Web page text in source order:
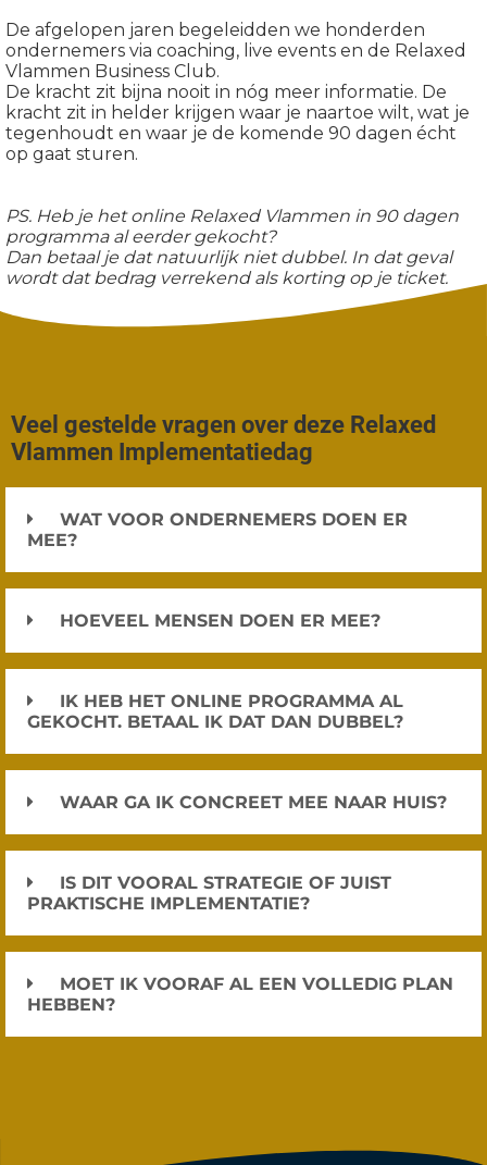
De afgelopen jaren begeleidden we honderden
ondernemers via coaching, live events en de Relaxed
Vlammen Business Club.
De kracht zit bijna nooit in nóg meer informatie. De
kracht zit in helder krijgen waar je naartoe wilt, wat je
tegenhoudt en waar je de komende 90 dagen écht
op gaat sturen.
PS. Heb je het online Relaxed Vlammen in 90 dagen
programma al eerder gekocht?
Dan betaal je dat natuurlijk niet dubbel. In dat geval
wordt dat bedrag verrekend als korting op je ticket.
Veel gestelde vragen over deze Relaxed
Vlammen Implementatiedag
WAT VOOR ONDERNEMERS DOEN ER
MEE?
HOEVEEL MENSEN DOEN ER MEE?
IK HEB HET ONLINE PROGRAMMA AL
GEKOCHT. BETAAL IK DAT DAN DUBBEL?
WAAR GA IK CONCREET MEE NAAR HUIS?
IS DIT VOORAL STRATEGIE OF JUIST
PRAKTISCHE IMPLEMENTATIE?
MOET IK VOORAF AL EEN VOLLEDIG PLAN
HEBBEN?